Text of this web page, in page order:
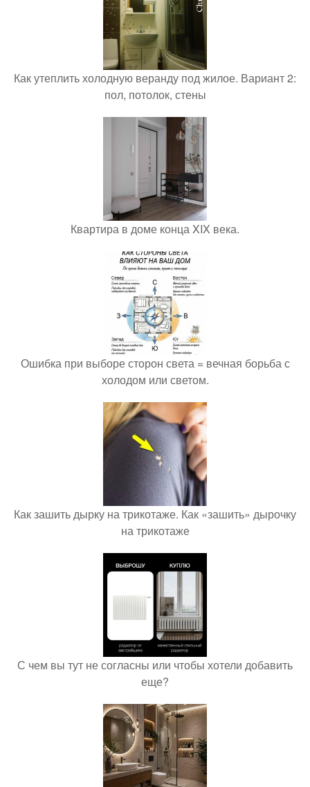
Как утеплить холодную веранду под жилое. Вариант 2:
пол, потолок, стены
Квартира в доме конца XIX века.
Ошибка при выборе сторон света = вечная борьба с
холодом или светом.
Как зашить дырку на трикотаже. Как «зашить» дырочку
на трикотаже
С чем вы тут не согласны или чтобы хотели добавить
еще?